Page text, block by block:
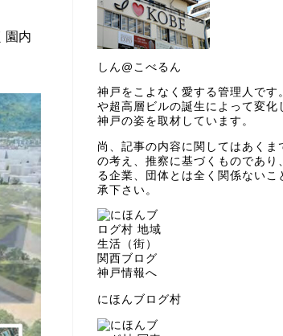
園内
しん@こべるん
神戸をこよなく愛する管理人です
や超高層ビルの誕生によって変化
神戸の姿を取材しています。
尚、記事の内容に関してはあくま
の考え、推察に基づくものであり
る企業、団体とは全く関係ないこ
承下さい。
にほんブログ村